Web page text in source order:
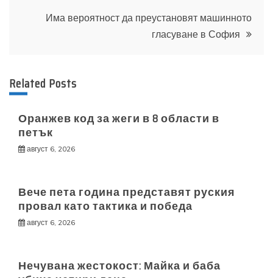
Има вероятност да преустановят машинното
гласуване в София
Related Posts
Оранжев код за жеги в 8 области в
петък
август 6, 2026
Вече пета година представят руския
провал като тактика и победа
август 6, 2026
Нечувана жестокост: Майка и баба